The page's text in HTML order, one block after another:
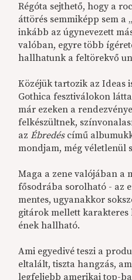
Régóta sejthető, hogy a
áttörés semmiképp sem a
inkább az úgynevezett
valóban, egyre több
hallhatunk a feltörekvő
Közéjük tartozik az Ideas
Gothica fesztiválokon
már ezeken a
felkészültnek,
azÉbredéscímű
mondjam, még véletlenül
Maga a zene valójában a
fősodrába sorolható - az
mentes, ugyanakkor
gitárok mellett karakteres
ének hallható.
Ami egyedivé teszi a
eltalált, tiszta hangzás,
legfeljebb amerikai top-